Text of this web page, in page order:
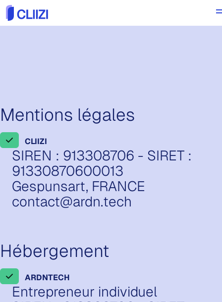
Mentions légales
CLIIZI
SIREN : 913308706 - SIRET :
91330870600013
Gespunsart, FRANCE
contact@ardn.tech
Hébergement
ARDNTECH
Entrepreneur individuel